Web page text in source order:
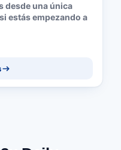
desde una única
estás empezando a